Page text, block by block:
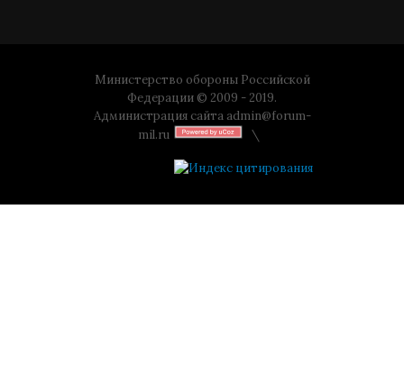
Министерство обороны Российской
Федерации © 2009 - 2019.
Администрация сайта admin@forum-
mil.ru